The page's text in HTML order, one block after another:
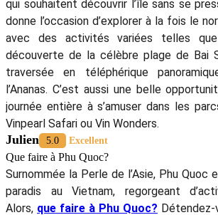
qui souhaitent découvrir l’île sans se
donne l’occasion d’explorer à la fois le
avec des activités variées telles
découverte de la célèbre plage de Bai
traversée en téléphérique
l’Ananas. C’est aussi une belle
journée entière à s’amuser dans les
Vinpearl Safari ou Vin Wonders.
Julien 5.0 Excellent
Que faire à Phu Quoc?
Surnommée la Perle de l’Asie, Phu
paradis au Vietnam, regorgeant
Alors, que faire à Phu Quoc?